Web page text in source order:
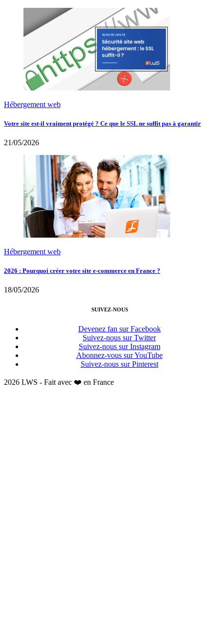
Hébergement web
Votre site est-il vraiment protégé ? Ce que le SSL ne suffit pas à garantir
21/05/2026
Hébergement web
2026 : Pourquoi créer votre site e-commerce en France ?
18/05/2026
SUIVEZ-NOUS
Devenez fan sur Facebook
Suivez-nous sur Twitter
Suivez-nous sur Instagram
Abonnez-vous sur YouTube
Suivez-nous sur Pinterest
2026 LWS - Fait avec ❤️ en France